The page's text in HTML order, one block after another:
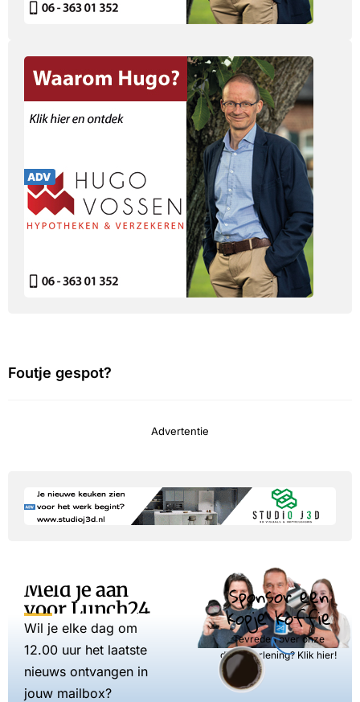
Foutje gespot?
Advertentie
Meld je aan
voor Lunch24
Wil je elke dag om
12.00 uur het laatste
nieuws ontvangen in
jouw mailbox?
Sponsor een
kopje koffie
Tevreden over onze
dienstverlening? Klik hier!